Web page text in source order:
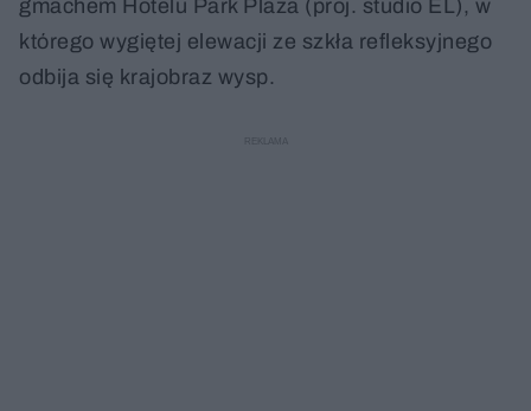
gmachem Hotelu Park Plaza (proj. studio EL), w
którego wygiętej elewacji ze szkła refleksyjnego
odbija się krajobraz wysp.